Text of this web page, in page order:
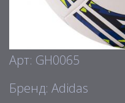
Арт: GH0065
Бренд: Adidas